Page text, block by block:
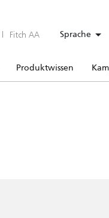
| Fitch AA Sprache
Produktwissen